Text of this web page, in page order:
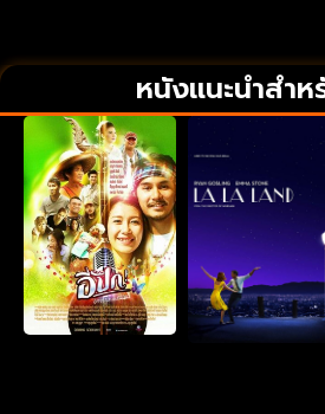
หนังแนะนำสำ